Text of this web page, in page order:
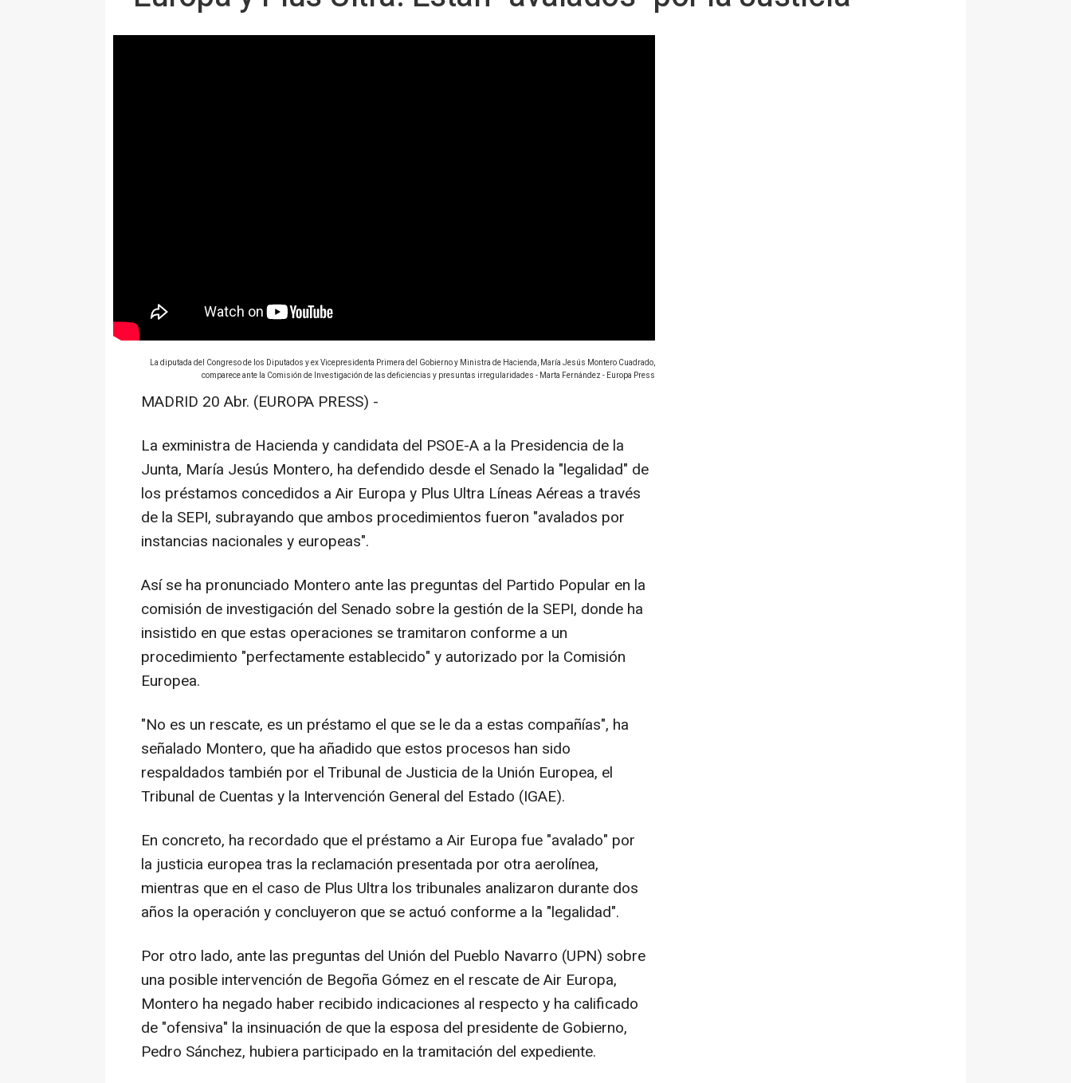
La diputada del Congreso de los Diputados y ex Vicepresidenta Primera del Gobierno y Ministra de Hacienda, María Jesús Montero Cuadrado,
comparece ante la Comisión de Investigación de las deficiencias y presuntas irregularidades - Marta Fernández - Europa Press
MADRID 20 Abr. (EUROPA PRESS) -
La exministra de Hacienda y candidata del PSOE-A a la Presidencia de la
Junta, María Jesús Montero, ha defendido desde el Senado la "legalidad" de
los préstamos concedidos a Air Europa y Plus Ultra Líneas Aéreas a través
de la SEPI, subrayando que ambos procedimientos fueron "avalados por
instancias nacionales y europeas".
Así se ha pronunciado Montero ante las preguntas del Partido Popular en la
comisión de investigación del Senado sobre la gestión de la SEPI, donde ha
insistido en que estas operaciones se tramitaron conforme a un
procedimiento "perfectamente establecido" y autorizado por la Comisión
Europea.
"No es un rescate, es un préstamo el que se le da a estas compañías", ha
señalado Montero, que ha añadido que estos procesos han sido
respaldados también por el Tribunal de Justicia de la Unión Europea, el
Tribunal de Cuentas y la Intervención General del Estado (IGAE).
En concreto, ha recordado que el préstamo a Air Europa fue "avalado" por
la justicia europea tras la reclamación presentada por otra aerolínea,
mientras que en el caso de Plus Ultra los tribunales analizaron durante dos
años la operación y concluyeron que se actuó conforme a la "legalidad".
Por otro lado, ante las preguntas del Unión del Pueblo Navarro (UPN) sobre
una posible intervención de Begoña Gómez en el rescate de Air Europa,
Montero ha negado haber recibido indicaciones al respecto y ha calificado
de "ofensiva" la insinuación de que la esposa del presidente de Gobierno,
Pedro Sánchez, hubiera participado en la tramitación del expediente.